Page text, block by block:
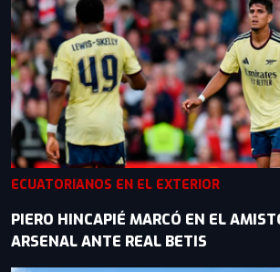
ECUATORIANOS EN EL EXTERIOR
PIERO HINCAPIÉ MARCÓ EN EL
ARSENAL ANTE REAL BETIS